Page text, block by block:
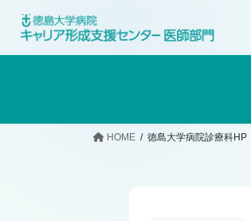
HOME 徳島大学病院診療科HP